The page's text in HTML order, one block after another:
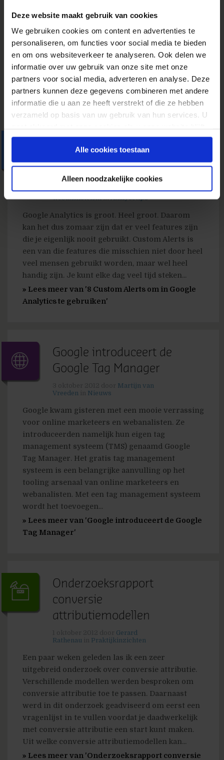
Deze website maakt gebruik van cookies
We gebruiken cookies om content en advertenties te
personaliseren, om functies voor social media te bieden
en om ons websiteverkeer te analyseren. Ook delen we
informatie over uw gebruik van onze site met onze
partners voor social media, adverteren en analyse. Deze
partners kunnen deze gegevens combineren met andere
informatie die u aan ze heeft verstrekt of die ze hebben
verzameld op basis van uw gebruik van hun services. U
gebruiken.
Alle cookies toestaan
Alleen noodzakelijke cookies
waaruit blijkt dat eigenlijk niemand zich nog
houdt aan de nieuwe regelgeving. Een gevaarlijke
situatie als je het mij vraagt. De impact van deze
nieuwe wet...
» Lees meer van 'De Cookiewet heeft grote
gevolgen voor webanalytics! Zorg dat je
voorbereid bent.'
gebruiken
5 oktober 2012doorRedactie
webanalisten.nlinAnalysetips
Google Analytics is groot. Heel groot. Daarom
kan het dus zomaar zijn dat er veel features zijn
die je eigenlijk nooit gebruikt. Custom Alerts is
een van die features die misschien niet door heel
veel mensen gebruikt worden, maar wel heel
handig zijn. Je kunt elke dag veel tijd steken...
» Lees meer van '8 Custom Alerts om in Google
Analytics te gebruiken'
Google introduceert de
Google Tag Manager
Martijn van
Vreeden
Nieuws
Google kwam gisteren met een mooie verrassing
voor online marketeers en webanalisten. Ze
introduceerden namelijk hun eigen tag
management systeem (TMS) genaamd Google
Tag Manager. Het gratis tag management
systeem is een belangrijke aanvulling op het
tooling arsenaal van online marketeers en
webanalisten. Met een tag management systeem
wordt het toevoegen...
» Lees meer van 'Google introduceert de Google
Tag Manager'
Onderzoeksrapport
conversie
attributiemodellen
Gerard
Rathenau
Praktijkinzichten
Een paar weken geleden las ik een zeer
uitgebreid onderzoek over conversie attributie.
Verschillende modellen werden besproken om
conversie attributie toe te passen. Daarnaast
werd in dit onderzoek geadviseerd om eerst een
vragenlijst in te vullen voordat je daadwerkelijk
met conversie attributie een start kunt maken.
Uit welke conversie attributiemodellen kan...
» Lees meer van 'Onderzoeksrapport conversie